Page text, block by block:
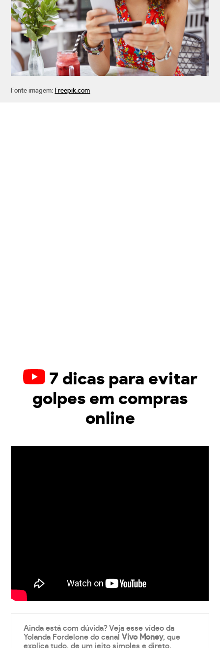
Fonte imagem: Freepik.com
7 dicas para evitar
golpes em compras
online
Ainda está com dúvida? Veja esse vídeo da
Yolanda Fordelone do canalVivo Money, que
explica tudo, de um jeito simples e direto.